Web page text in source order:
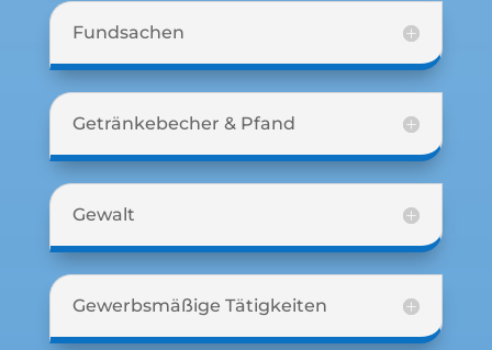
Fundsachen
Getränkebecher & Pfand
Gewalt
Gewerbsmäßige Tätigkeiten